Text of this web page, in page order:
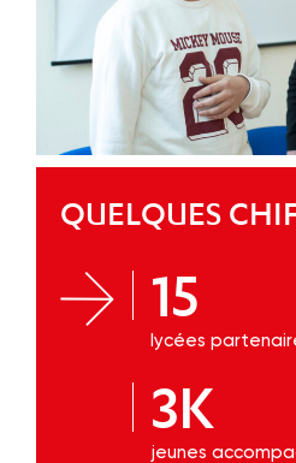
QUELQUES
15
lycées
3K
jeunes